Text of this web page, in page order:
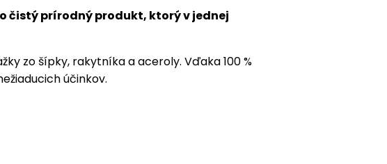
čistý prírodný produkt, ktorý v jednej
zo šípky, rakytníka a aceroly. Vďaka 100 %
účinkov.